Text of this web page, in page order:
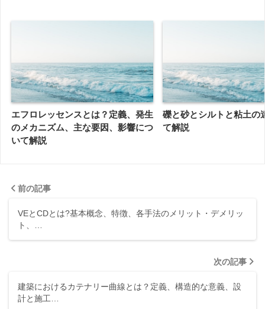
エフロレッセンスとは？定義、発生
のメカニズム、主な要因、影響につ
いて解説
礫と砂とシルトと粘土の
て解説
前の記事
VEとCDとは?基本概念、特徴、各手法のメリット・デメリッ
ト、…
次の記事
建築におけるカテナリー曲線とは？定義、構造的な意義、設
計と施工…